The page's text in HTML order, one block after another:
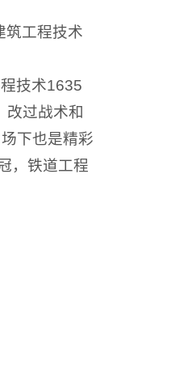
筑工程技术
技术1635
改过战术和
下也是精彩
，铁道工程